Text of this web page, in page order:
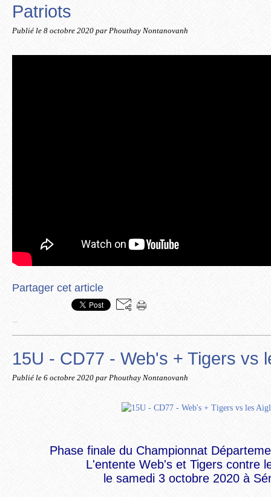
Patriots
Publié le 8 octobre 2020 par Phouthay Nontanovanh
Partager cet article
…
15U - CD77 - Web's + Tigers vs
Publié le 6 octobre 2020 par Phouthay Nontanovanh
Phase finale du Championnat
L'entente Web's et Tigers contre
le samedi 3 octobre 2020 à